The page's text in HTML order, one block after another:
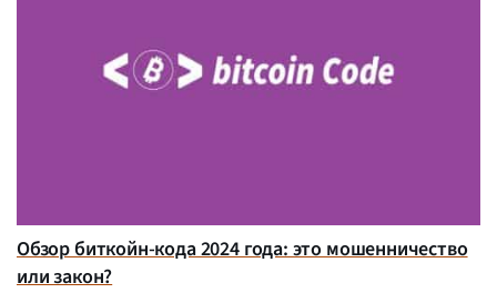
Обзор биткойн-кода 2024 года: это мошенничество
или закон?